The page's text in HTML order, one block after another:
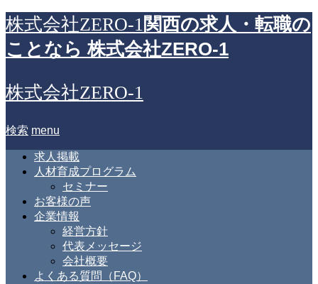
株式会社ZERO-1関西の求人・転職の
ことなら 株式会社ZERO-1
株式会社ZERO-1
検索 menu
求人掲載
人材育成プログラム
セミナー
お客様の声
企業情報
経営方針
代表メッセージ
会社概要
よくある質問（FAQ）